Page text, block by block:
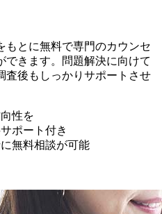
もとに無料で専門のカウンセ
できます。問題解決に向けて
査後もしっかりサポートさせ
性を
ポート付き
無料相談が可能